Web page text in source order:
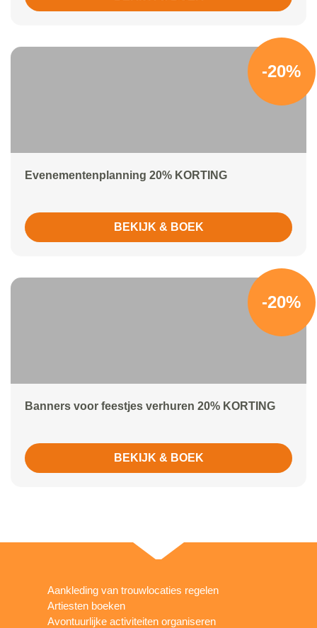
-20%
Evenementenplanning 20% KORTING
BEKIJK & BOEK
-20%
Banners voor feestjes verhuren 20% KORTING
BEKIJK & BOEK
Aankleding van trouwlocaties regelen
Artiesten boeken
Avontuurlijke activiteiten organiseren